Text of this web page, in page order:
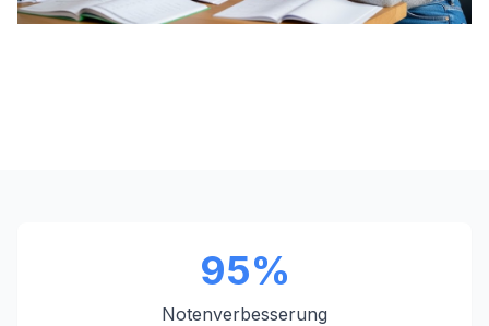
95%
Notenverbesserung